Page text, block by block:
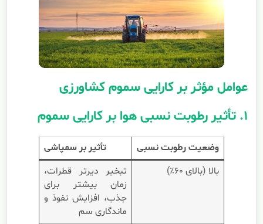
عوامل مؤثر بر کارایی سموم کشاورزی
۱. تأثیر رطوبت نسبی هوا بر کارایی سموم
وضعیت رطوبت نسبی
تأثیر بر سمپاشی
بالا (بالای ۶۰٪)
تبخیر دیرتر قطرات،
زمان بیشتر برای
جذب، افزایش نفوذ و
ماندگاری سم